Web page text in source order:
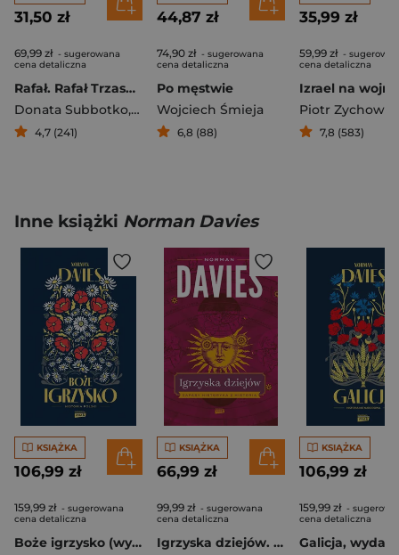
31,50 zł
69,99 zł - sugerowana
cena detaliczna
Rafał. Rafał Trzaskowski w rozmowie z Donatą Subbotko
Donata Subbotko, Rafał Trzaskowski
4,7 (241)
44,87 zł
74,90 zł - sugerowana
cena detaliczna
Po męstwie
Wojciech Śmieja
6,8 (88)
35,99 zł
59,99 zł -
cena detaliczna
Piotr
7,8 (583)
Inne książki Norman Davies
KSIĄŻKA
106,99 zł
159,99 zł - sugerowana
cena detaliczna
Boże igrzysko (wyd. 2026 - nowa okładka)
KSIĄŻKA
66,99 zł
99,99 zł - sugerowana
cena detaliczna
Igrzyska dziejów. Zapasy historyka z historią
KSIĄŻKA
106,99 zł
159,99 zł -
cena detaliczna